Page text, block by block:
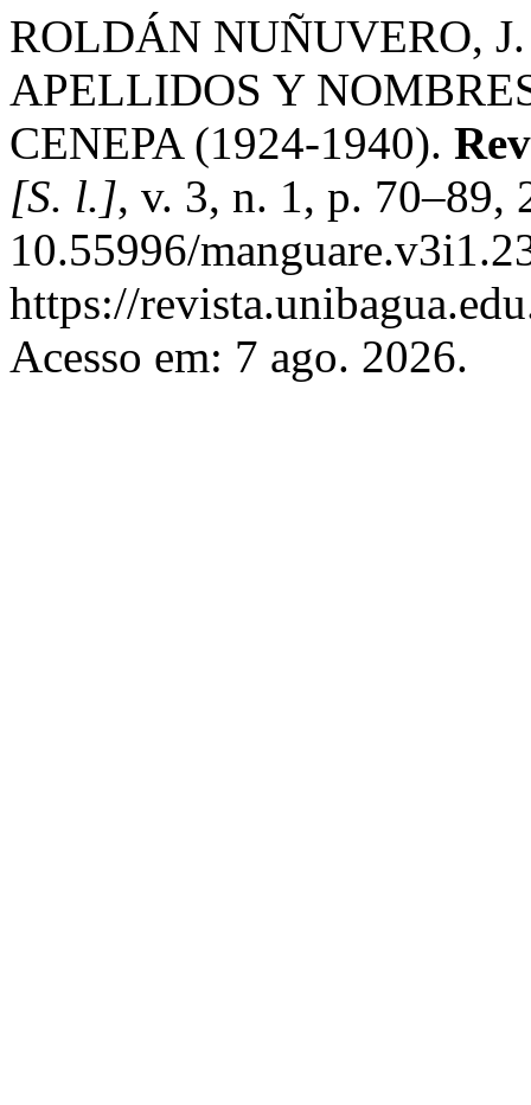
ROLDÁN NUÑUVERO,
APELLIDOS Y
CENEPA (1924-1940).
[S. l.], v. 3, n. 1, p. 70–89,
10.55996/
https://
Acesso em: 7 ago. 2026.